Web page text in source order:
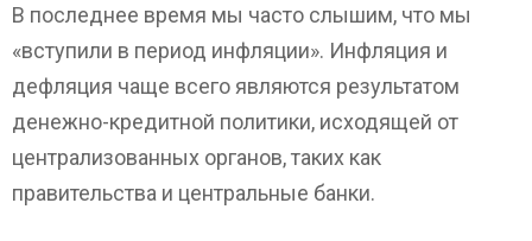
В последнее время мы часто слышим, что мы
«вступили в период инфляции». Инфляция и
дефляция чаще всего являются результатом
денежно-кредитной политики, исходящей от
централизованных органов, таких как
правительства и центральные банки.